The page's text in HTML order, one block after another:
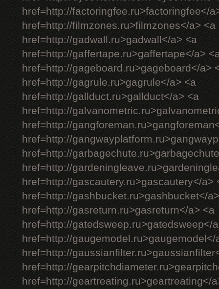
href=http://factoringfee.ru>factoringfee</
href=http://filmzones.ru>filmzones</a> <a
href=http://gadwall.ru>gadwall</a> <a
href=http://gaffertape.ru>gaffertape</a>
href=http://gageboard.ru>gageboard</a>
href=http://gagrule.ru>gagrule</a> <a
href=http://gallduct.ru>gallduct</a> <a
href=http://
href=http://
href=http://
href=http://
href=http://
href=http://gascautery.ru>gascautery</a>
href=http://gashbucket.ru>gashbucket</
href=http://gasreturn.ru>gasreturn</a> <a
href=http://gatedsweep.ru>gatedsweep</
href=http://gaugemodel.ru>gaugemodel</
href=http://
href=http://
href=http://geartreating.ru>geartreating</